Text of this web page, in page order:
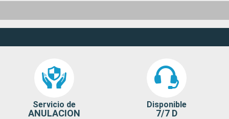
Servicio de
ANULACION
Disponible
7/7 D